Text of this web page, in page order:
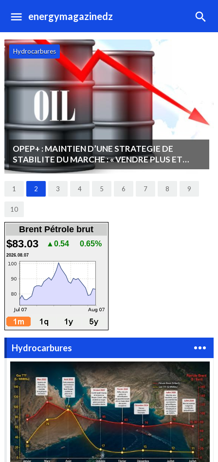
energymagazinedz
CONSOMMATION ENERGETIQUE EN ALGERIE
DIAGNOSTIC ACTUEL ET ENJEUX FUTURS
POURQUOI AGIR MAINTENANT ?
Economie d'énergie
1 2 3 4 5 6 7 8 9
10
Brent Pétrole brut
$83.03 ▲0.54 0.65%
2026.08.07
Hydrocarbures